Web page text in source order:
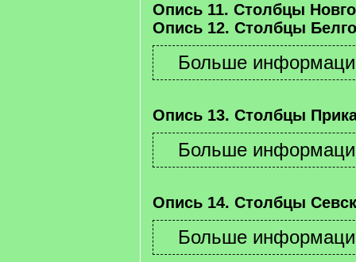
Опись 11. Столбцы
Опись 12. Столбцы
Опись 13. Столбцы
Опись 14. Столбцы